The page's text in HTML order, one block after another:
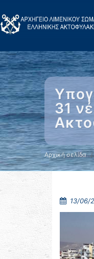
31
Αρχική σελίδα
13/06/